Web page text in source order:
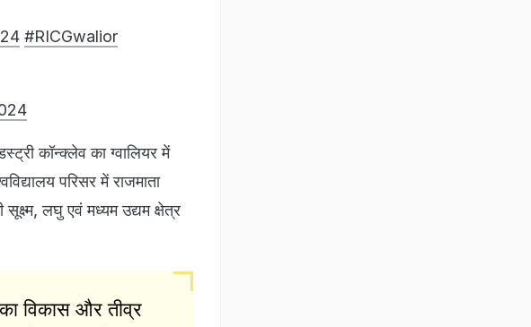
#RICGwalior
कॉन्क्लेव का ग्वालियर में
परिसर में राजमाता
सूक्ष्म, लघु एवं मध्यम उद्यम क्षेत्र
विकास और तीव्र